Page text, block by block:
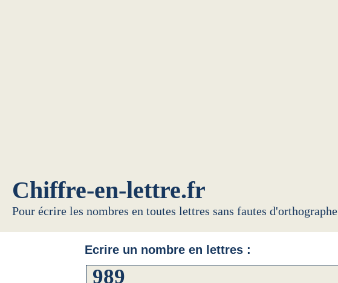
Chiffre-en-lettre.fr
Pour écrire les nombres en toutes lettres sans fautes d'orthographe
Ecrire un nombre en lettres :